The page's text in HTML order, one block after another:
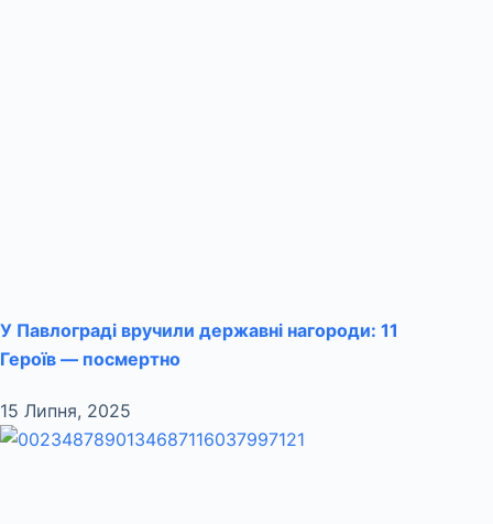
У Павлограді вручили державні нагороди: 11
Героїв — посмертно
15 Липня, 2025